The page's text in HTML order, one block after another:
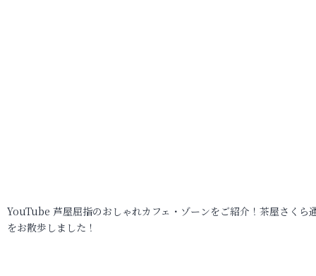
YouTube 芦屋屈指のおしゃれカフェ・ゾーンをご紹介！茶屋さくら
をお散歩しました！